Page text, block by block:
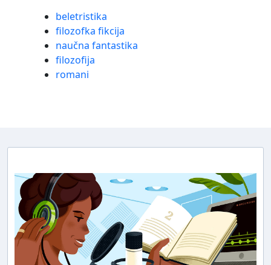
beletristika
filozofka fikcija
naučna fantastika
filozofija
romani